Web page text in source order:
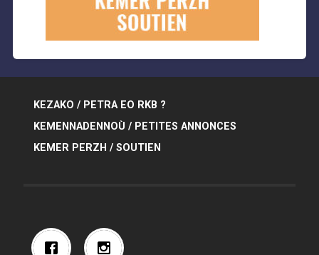
KEZAKO / PETRA EO RKB ?
KEMENNADENNOÙ / PETITES ANNONCES
KEMER PERZH / SOUTIEN